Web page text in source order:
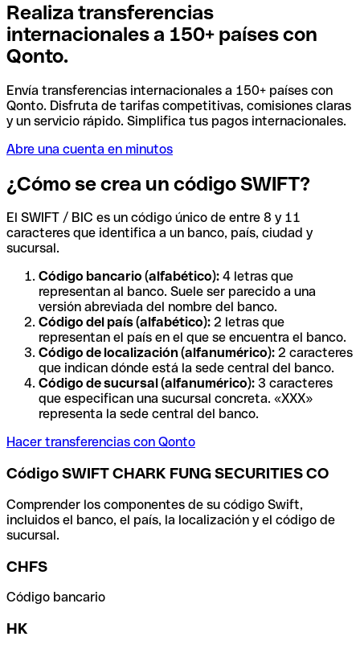
Realiza transferencias
internacionales a 150+ países con
Qonto.
Envía transferencias internacionales a 150+ países con
Qonto. Disfruta de tarifas competitivas, comisiones claras
y un servicio rápido. Simplifica tus pagos internacionales.
Abre una cuenta en minutos
¿Cómo se crea un código SWIFT?
El SWIFT / BIC es un código único de entre 8 y 11
caracteres que identifica a un banco, país, ciudad y
sucursal.
Código bancario (alfabético): 4 letras que
representan al banco. Suele ser parecido a una
versión abreviada del nombre del banco.
Código del país (alfabético): 2 letras que
representan el país en el que se encuentra el banco.
Código de localización (alfanumérico): 2 caracteres
que indican dónde está la sede central del banco.
Código de sucursal (alfanumérico): 3 caracteres
que especifican una sucursal concreta. «XXX»
representa la sede central del banco.
Hacer transferencias con Qonto
Código SWIFT CHARK FUNG SECURITIES CO
Comprender los componentes de su código Swift,
incluidos el banco, el país, la localización y el código de
sucursal.
CHFS
Código bancario
HK